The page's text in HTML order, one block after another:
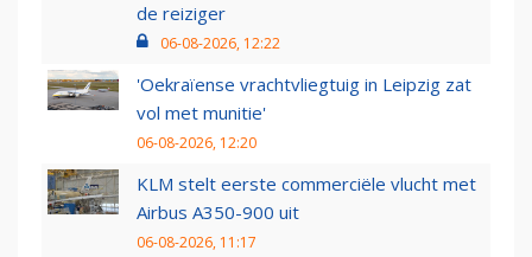
de reiziger
06-08-2026, 12:22
'Oekraïense vrachtvliegtuig in Leipzig zat
vol met munitie'
06-08-2026, 12:20
KLM stelt eerste commerciële vlucht met
Airbus A350-900 uit
06-08-2026, 11:17